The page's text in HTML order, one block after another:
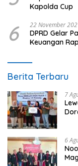
Kapolda Cup
6 22 November
DPRD Gelar
Keuangan
Berita Terbaru
7
6